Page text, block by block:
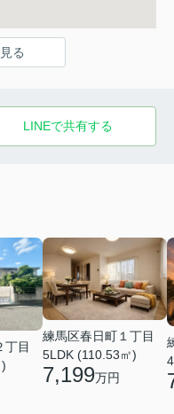
る
LINEで共有する
丁目
練馬区春日町１丁目
5LDK (110.53㎡)
7,199万円